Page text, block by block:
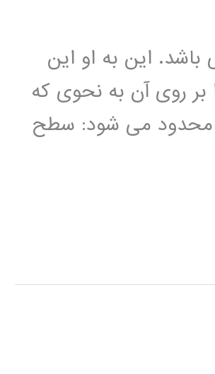
این به او این
روی آن به نحوی که
محدود می شود: سطح